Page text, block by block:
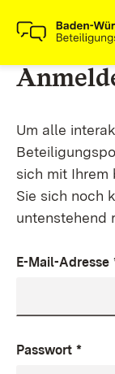
Um alle
sich mit Ihrem
Sie sich noch
untenstehend
E-Mail-Adresse
Passwort *